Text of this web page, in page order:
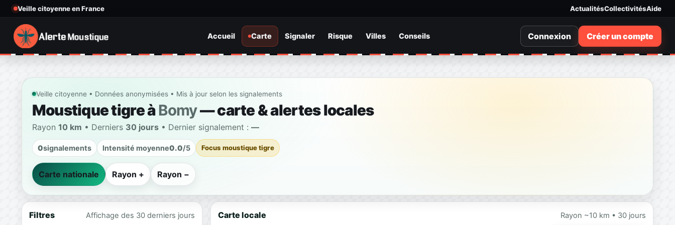
Veille citoyenne en France ActualitésCollectivitésAide
Accueil Carte Signaler Risque Villes Conseils Connexion Créer un compte
Veille citoyenne • Données anonymisées • Mis à jour selon les signalements
Moustique tigre àBomy— carte & alertes locales
Rayon 10 km • Derniers 30 jours• Dernier signalement : —
0signalements Intensité moyenne0.0/5 Focus moustique tigre
Carte nationale Rayon + Rayon −
Filtres Affichage des 30 derniers jours Carte locale Rayon ~10 km • 30 jours